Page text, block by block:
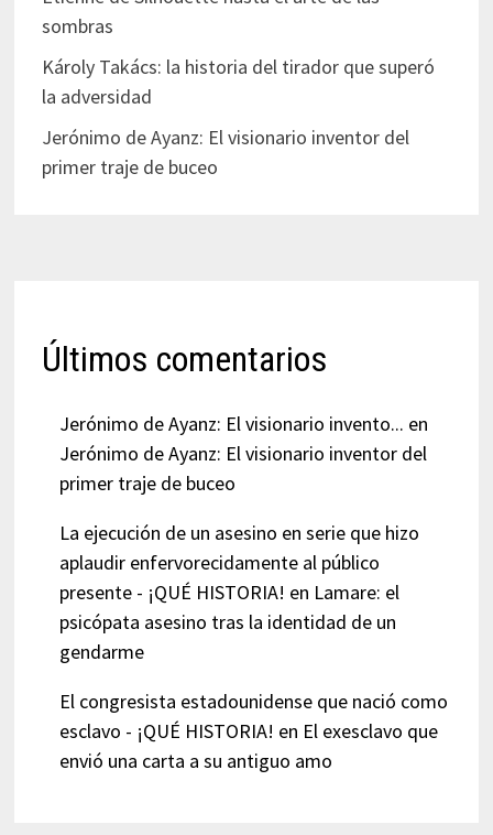
sombras
Károly Takács: la historia del tirador que superó
la adversidad
Jerónimo de Ayanz: El visionario inventor del
primer traje de buceo
Últimos comentarios
Jerónimo de Ayanz: El visionario invento... en
Jerónimo de Ayanz: El visionario inventor del
primer traje de buceo
La ejecución de un asesino en serie que hizo
aplaudir enfervorecidamente al público
presente - ¡QUÉ HISTORIA! en Lamare: el
psicópata asesino tras la identidad de un
gendarme
El congresista estadounidense que nació como
esclavo - ¡QUÉ HISTORIA! en El exesclavo que
envió una carta a su antiguo amo